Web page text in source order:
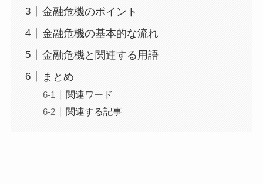
金融危機のポイント
金融危機の基本的な流れ
金融危機と関連する用語
まとめ
関連ワード
関連する記事